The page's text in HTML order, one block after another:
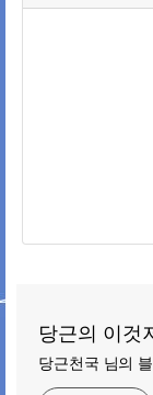
당근의 이것
당근천국 님의